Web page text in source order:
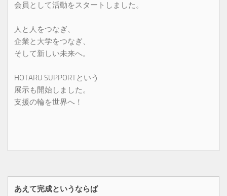
会員として活動をスタートしました。
人と人をつなぎ、
企業と大学をつなぎ、
そして新しい未来へ。
HOTARU SUPPORTという
展示も開始しました。
支援の輪を世界へ！
あえて完成というならば